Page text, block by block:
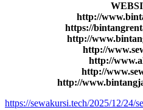
http://
https://
http://
http://
http://
http://
http://
https://sewakursi.tech/2025/12/24/